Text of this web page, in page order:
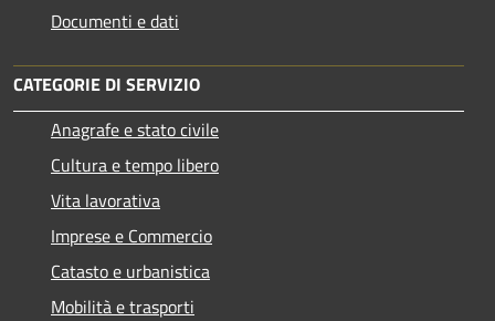
Documenti e dati
CATEGORIE DI SERVIZIO
Anagrafe e stato civile
Cultura e tempo libero
Vita lavorativa
Imprese e Commercio
Catasto e urbanistica
Mobilità e trasporti